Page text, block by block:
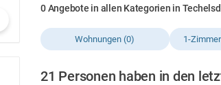
0 Angebote in allen Kategorien in
Wohnungen (0) 1-
21 Personen haben in den